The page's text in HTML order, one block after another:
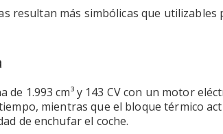
resultan más simbólicas que utilizables
1.993 cm³ y 143 CV con un motor
mientras que el bloque térmico
de enchufar el coche.